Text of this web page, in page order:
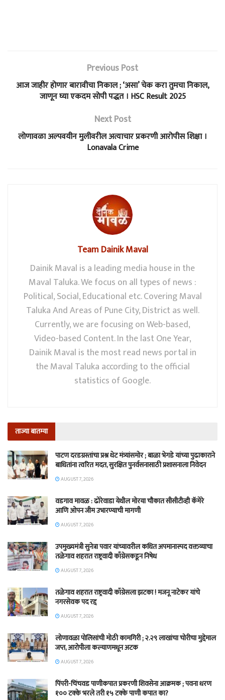
Previous Post
आज जाहीर होणार बारावीचा निकाल ; ‘असा’ चेक करा तुमचा निकाल,
जाणून घ्या एकदम सोपी पद्धत । HSC Result 2025
Next Post
लोणावळा अल्पवयीन मुलीवरील अत्याचार प्रकरणी आरोपीस शिक्षा ।
Lonavala Crime
Team Dainik Maval
Dainik Maval is a leading media house in the
Maval Taluka. We focus on all types of news :
Political, Social, Educational etc. Covering Maval
Taluka And Areas of Pune City, District as well.
Currently, we are focusing on Web-based,
Video-based Content. In the last One Year,
Dainik Maval is the most read news portal in
the Maval Taluka according to the official
statistics of Google.
ताज्या बातम्या
पाटण दरडग्रस्तांचा प्रश्न थेट मंत्र्यांसमोर ; बाळा भेगडे यांच्या पुढाकाराने
बाधितांना त्वरित मदत, सुरक्षित पुनर्वसनासाठी प्रशासनाला निवेदन
AUGUST 7, 2026
वडगाव मावळ : ढोरेवाडा येथील मोरया चौकात सीसीटीव्ही कॅमेरे
आणि ओपन जीम उभारण्याची मागणी
AUGUST 7, 2026
उपमुख्यमंत्री सुनेत्रा पवार यांच्यावरील कथित अपमानास्पद वक्तव्याचा
तळेगाव शहरात राष्ट्रवादी काँग्रेसकडून निषेध
AUGUST 7, 2026
तळेगाव शहरात राष्ट्रवादी काँग्रेसला झटका ! मजनू नाटेकर यांचे
नगरसेवक पद रद्द
AUGUST 7, 2026
लोणावळा पोलिसांची मोठी कामगिरी ; २.२९ लाखांचा चोरीचा मुद्देमाल
जप्त, आरोपीला कल्याणमधून अटक
AUGUST 7, 2026
पिंपरी-चिंचवड पाणीकपात प्रकरणी शिवसेना आक्रमक ; पवना धरण
१०० टक्के भरले तरी १५ टक्के पाणी कपात का?